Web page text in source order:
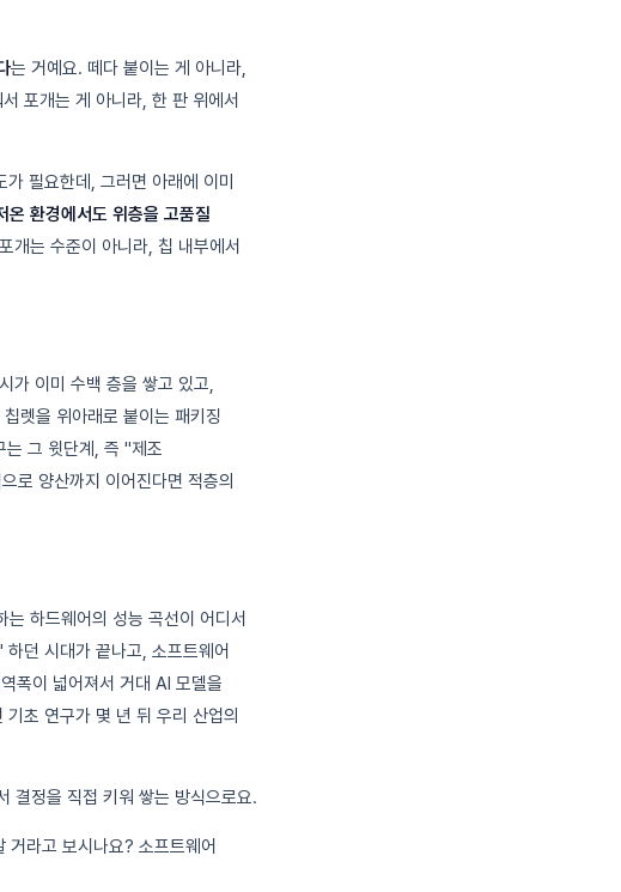
는 거예요. 떼다 붙이는 게 아니라,
포개는 게 아니라, 한 판 위에서
필요한데, 그러면 아래에 이미
온 환경에서도 위층을 고품질
개는 수준이 아니라, 칩 내부에서
가 이미 수백 층을 쌓고 있고,
렛을 위아래로 붙이는 패키징
는 그 윗단계, 즉 "제조
로 양산까지 이어진다면 적층의
하드웨어의 성능 곡선이 어디서
던 시대가 끝나고, 소프트웨어
폭이 넓어져서 거대 AI 모델을
초 연구가 몇 년 뒤 우리 산업의
결정을 직접 키워 쌓는 방식으로요.
라고 보시나요? 소프트웨어